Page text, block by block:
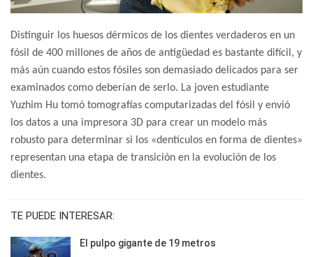
Distinguir los huesos dérmicos de los dientes verdaderos en un
fósil de 400 millones de años de antigüedad es bastante difícil, y
más aún cuando estos fósiles son demasiado delicados para ser
examinados como deberían de serlo. La joven estudiante
Yuzhim Hu tomó tomografías computarizadas del fósil y envió
los datos a una impresora 3D para crear un modelo más
robusto para determinar si los «dentículos en forma de dientes»
representan una etapa de transición en la evolución de los
dientes.
TE PUEDE INTERESAR:
El pulpo gigante de 19 metros